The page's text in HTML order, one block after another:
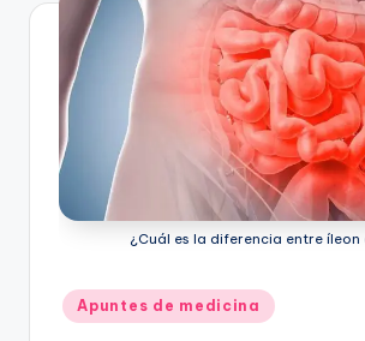
ic
¿Cuál es la diferencia entre íleon
Publicado
en
Apuntes de medicina